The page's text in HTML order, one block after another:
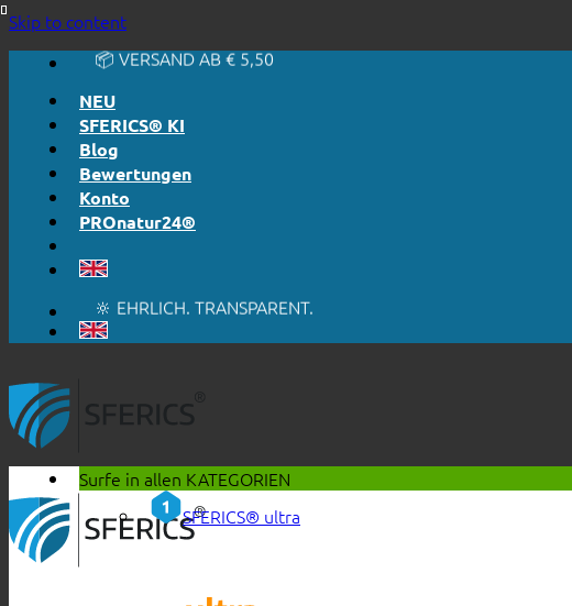
Skip to content🔆 EHRLICH. TRANSPARENT.
📦 VERSAND AB € 5,50
NEU
SFERICS® KI
Blog
Bewertungen
Konto
PROnatur24®
🔆 EINFACH. FUNKTIONIERT.
📦 VERSAND AB € 5,50
🔖 KAUF AUF RECHNUNG
Surfe in allen KATEGORIEN
SFERICS® ultra